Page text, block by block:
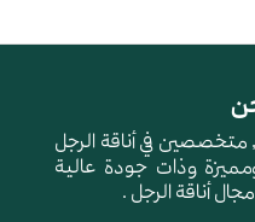
في أناقة الرجل
وذات جودة عالية
أناقة الرجل .